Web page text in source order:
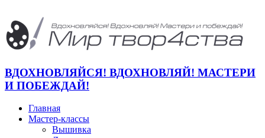
ВДОХНОВЛЯЙСЯ! ВДОХНОВЛЯЙ! МАСТЕРИ
И ПОБЕЖДАЙ!
Главная
Мастер-классы
Вышивка